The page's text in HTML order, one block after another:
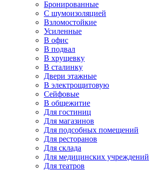
Бронированные
С шумоизоляцией
Взломостойкие
Усиленные
В офис
В подвал
В хрущевку
В сталинку
Двери этажные
В электрощитовую
Сейфовые
В общежитие
Для гостиниц
Для магазинов
Для подсобных помещений
Для ресторанов
Для склада
Для медицинских учреждений
Для театров